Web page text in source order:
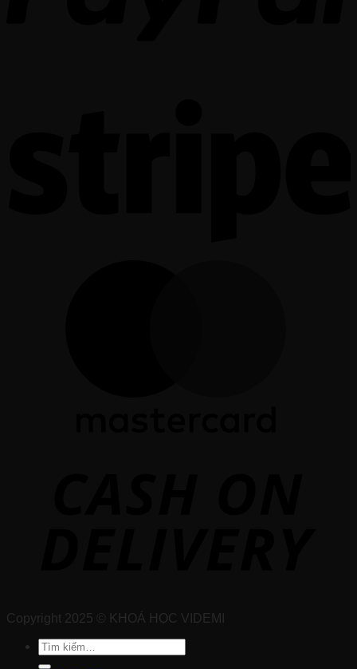
Copyright 2025 © KHOÁ HỌC VIDEMI
Tìm
kiếm: